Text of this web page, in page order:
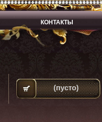
КОНТАКТЫ
(пусто)